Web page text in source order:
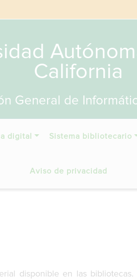
California
General de
digital Sistema bibliotecario
Aviso de privacidad
disponible en las